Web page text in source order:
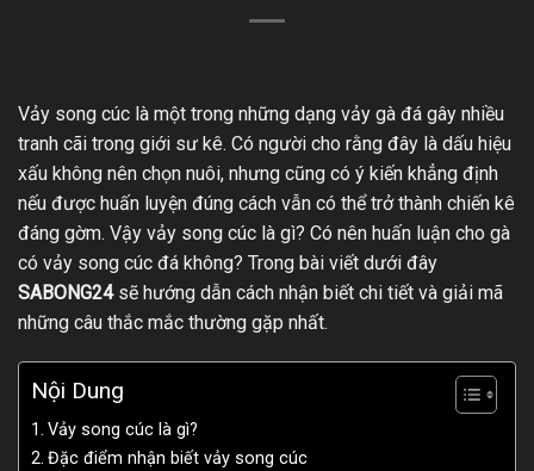
Vảy song cúc là một trong những dạng vảy gà đá gây nhiều
tranh cãi trong giới sư kê. Có người cho rằng đây là dấu hiệu
xấu không nên chọn nuôi, nhưng cũng có ý kiến khẳng định
nếu được huấn luyện đúng cách vẫn có thể trở thành chiến kê
đáng gờm. Vậy vảy song cúc là gì? Có nên huấn luận cho gà
có vảy song cúc đá không? Trong bài viết dưới đây
SABONG24 sẽ hướng dẫn cách nhận biết chi tiết và giải mã
những câu thắc mắc thường gặp nhất.
Nội Dung
Vảy song cúc là gì?
Đặc điểm nhận biết vảy song cúc